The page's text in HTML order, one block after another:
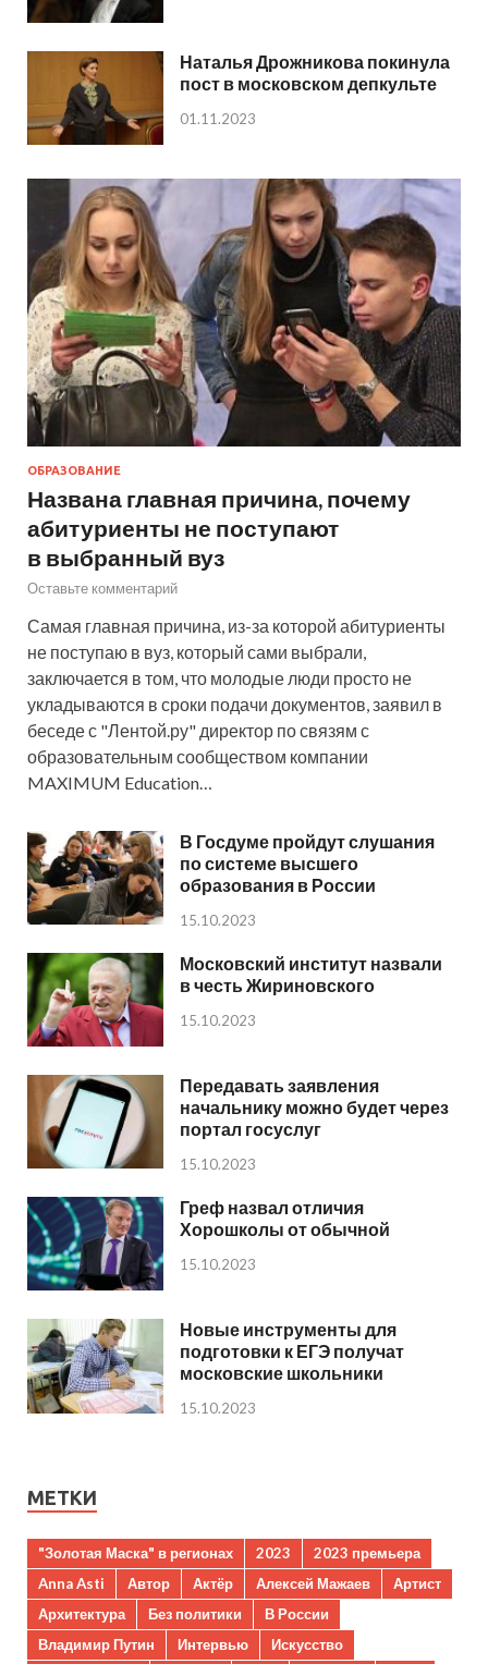
Наталья Дрожникова покинула
пост в московском депкульте
01.11.2023
ОБРАЗОВАНИЕ
Названа главная причина, почему
абитуриенты не поступают
в выбранный вуз
Оставьте комментарий
Самая главная причина, из-за которой абитуриенты
не поступаю в вуз, который сами выбрали,
заключается в том, что молодые люди просто не
укладываются в сроки подачи документов, заявил в
беседе с "Лентой.ру" директор по связям с
образовательным сообществом компании
MAXIMUM Education…
В Госдуме пройдут слушания
по системе высшего
образования в России
15.10.2023
Московский институт назвали
в честь Жириновского
15.10.2023
Передавать заявления
начальнику можно будет через
портал госуслуг
15.10.2023
Греф назвал отличия
Хорошколы от обычной
15.10.2023
Новые инструменты для
подготовки к ЕГЭ получат
московские школьники
15.10.2023
МЕТКИ
"Золотая Маска" в регионах 2023
2023 премьера
Anna Asti
Автор Актёр Алексей Мажаев
Артист
Архитектура
Без политики
В России
Владимир Путин
Интервью
Искусство